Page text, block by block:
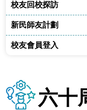
校友回校探訪
新民師友計劃
校友會員登入
六十